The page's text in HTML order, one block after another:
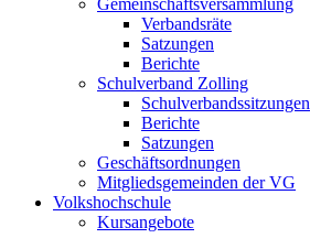
Gemeinschaftsversammlung
Verbandsräte
Satzungen
Berichte
Schulverband Zolling
Schulverbandssitzungen
Berichte
Satzungen
Geschäftsordnungen
Mitgliedsgemeinden der VG
Volkshochschule
Kursangebote